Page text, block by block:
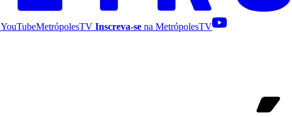
YouTubeMetrópolesTV Inscreva-se na MetrópolesTV